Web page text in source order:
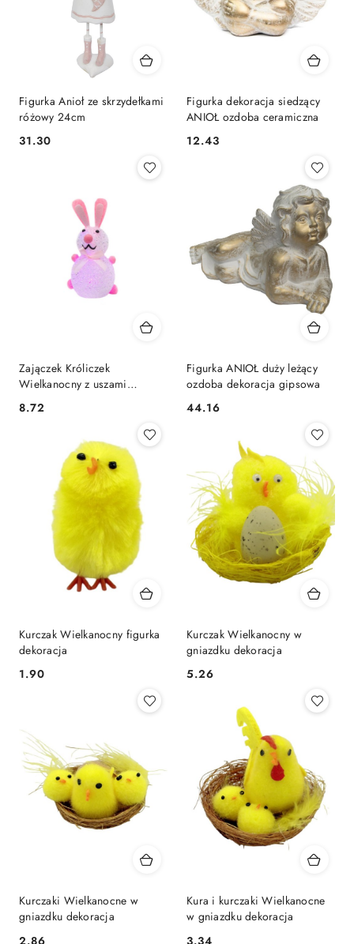
Figurka Anioł ze skrzydełkami
różowy 24cm
Cena:
31.30
Figurka dekoracja siedzący
ANIOŁ ozdoba ceramiczna
Cena:
12.43
Zajączek Króliczek
Wielkanocny z uszami
Cena:
8.72
Figurka ANIOŁ duży leżący
ozdoba dekoracja gipsowa
Cena:
44.16
Kurczak Wielkanocny figurka
dekoracja
Cena:
1.90
Kurczak Wielkanocny w
gniazdku dekoracja
Cena:
5.26
Kurczaki Wielkanocne w
gniazdku dekoracja
2.86
Kura i kurczaki Wielkanocne
w gniazdku dekoracja
3.34